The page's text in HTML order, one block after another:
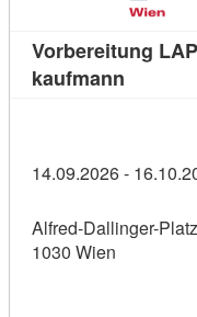
Vorbereitung
kaufmann
14.09.2026 -
Alfred-Dallinger-
1030 Wien